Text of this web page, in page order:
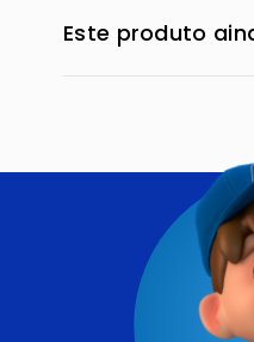
Este produto